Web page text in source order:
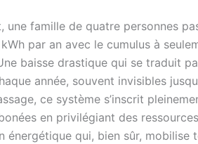
une famille de quatre personnes
kWh par an avec le cumulus à
baisse drastique qui se traduit
année, souvent invisibles
ce système s’inscrit
en privilégiant des
énergétique qui, bien sûr, mobilise